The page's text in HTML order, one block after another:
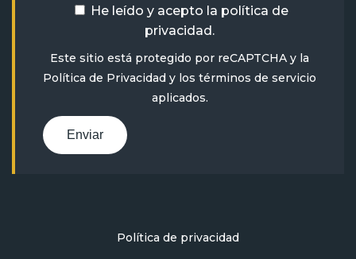
He leído y acepto la política de
privacidad.
Este sitio está protegido por reCAPTCHA y la
Política de Privacidad y los términos de servicio
aplicados.
Enviar
Política de privacidad